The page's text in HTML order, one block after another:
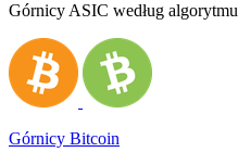
Górnicy ASIC według algorytmu
Górnicy Bitcoin